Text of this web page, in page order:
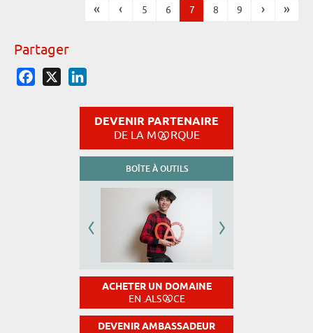
« ‹ 5 6 7 8 9 › »
Partager
Facebook
DEVENIR PARTENAIRE
DE LA M RQUE
BOÎTE À OUTILS
ACHETER UN DOMAINE
EN .ALS CE
DEVENIR AMBASSADEUR